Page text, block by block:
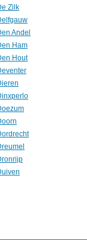
Zilk
Andel
Ham
Hout